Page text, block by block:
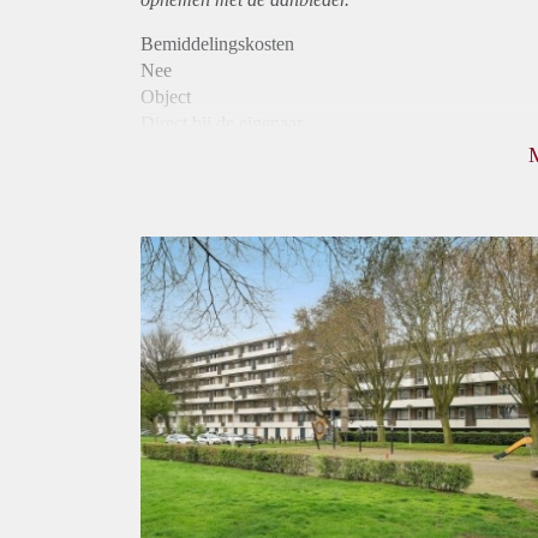
Bemiddelingskosten
Nee
Object
Huurtoeslag
Niet mogelijk
Inkomen eis
3,1 X Maandhuur Bruto
Huurtermijn
Onbepaalde termijn
Oplevering
Kaal